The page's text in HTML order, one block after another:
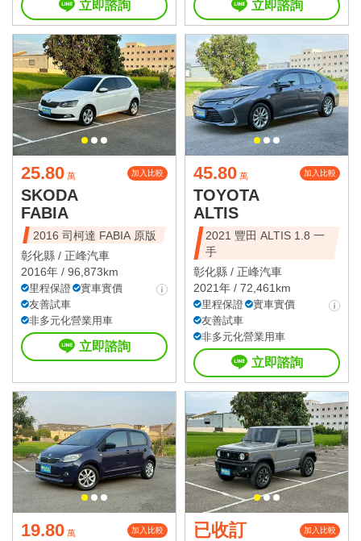
立即諮詢 立即諮詢
25.80 萬 加入比較
SKODA
FABIA
2016 司柯達 FABIA 原版
彰化縣 / 正峰汽車
2016年 / 96,873km
里程保證
實車實價
友善試車
非多元化營業用車
立即諮詢
45.80 萬 加入比較
TOYOTA
ALTIS
2021 豐田 ALTIS 1.8 一
手
彰化縣 / 正峰汽車
2021年 / 72,461km
里程保證
實車實價
友善試車
非多元化營業用車
立即諮詢
19.80 萬 加入比較 已收訂 加入比較